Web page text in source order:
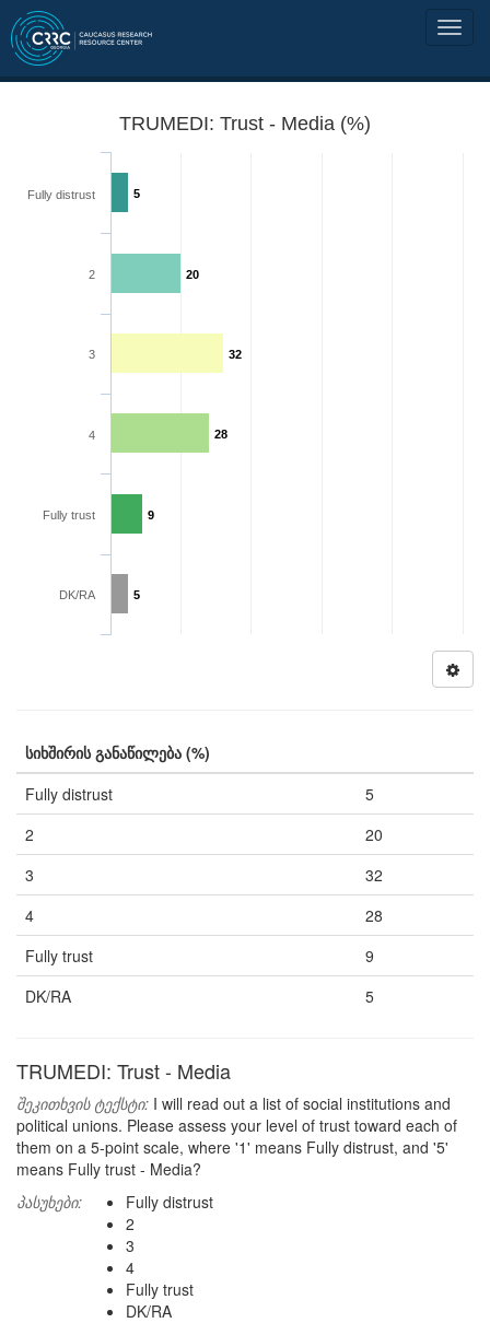
TRUMEDI: Trust - Media (%)
5
20
32
28
9
5
Fully distrust
2
3
4
Fully trust
DK/RA
სიხშირის განაწილება (%)
Fully distrust
5
2
20
3
32
4
28
Fully trust
9
DK/RA
5
TRUMEDI: Trust - Media
შეკითხვის ტექსტი: I will read out a list of social institutions and
political unions. Please assess your level of trust toward each of
them on a 5-point scale, where '1' means Fully distrust, and '5'
means Fully trust - Media?
პასუხები:
Fully distrust
2
3
4
Fully trust
DK/RA